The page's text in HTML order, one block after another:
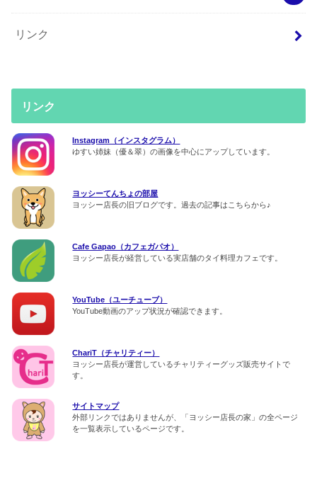
リンク
リンク
Instagram（インスタグラム）
ゆすい姉妹（優＆翠）の画像を中心にアップしています。
ヨッシーてんちょの部屋
ヨッシー店長の旧ブログです。過去の記事はこちらから♪
Cafe Gapao（カフェガパオ）
ヨッシー店長が経営している実店舗のタイ料理カフェです。
YouTube（ユーチューブ）
YouTube動画のアップ状況が確認できます。
ChariT（チャリティー）
ヨッシー店長が運営しているチャリティーグッズ販売サイトで
す。
サイトマップ
外部リンクではありませんが、「ヨッシー店長の家」の全ページ
を一覧表示しているページです。